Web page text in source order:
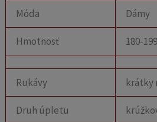
Móda
Dámy
Hmotnosť 180-
Rukávy krátky
Druh úpletu